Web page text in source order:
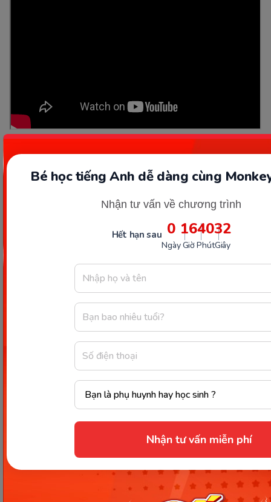
Bé học tiếng Anh dễ dàng cùng
Nhận tư vấn về chương trình
Hết hạn sau 0
Ngày
16
Giờ
40
Phút
31
Giây
Nhận tư vấn miễn phí
Giới thiệu ứng dụng VMonkey.
chuẩn và xây dựng nền tảng tiếng Việt vững
chắc cùng ứng dụng VMonkey.
Nhìn chung, cách
nhưng cũng không phải phụ huynh nào cũng nắm
rõ. Thông qua bài viết này, Monkey hy vọng đã giúp
hữu ích. Chúc các em học tốt môn Tiếng Việt!
Cách phát âm chữ tr trong bảng chữ cái tiếng
Việt đúng chuẩn
Cách phát âm chữ ư trong bảng chữ cái tiếng